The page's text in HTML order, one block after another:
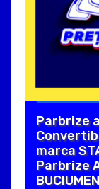
Parbrize
marca
Parbrize